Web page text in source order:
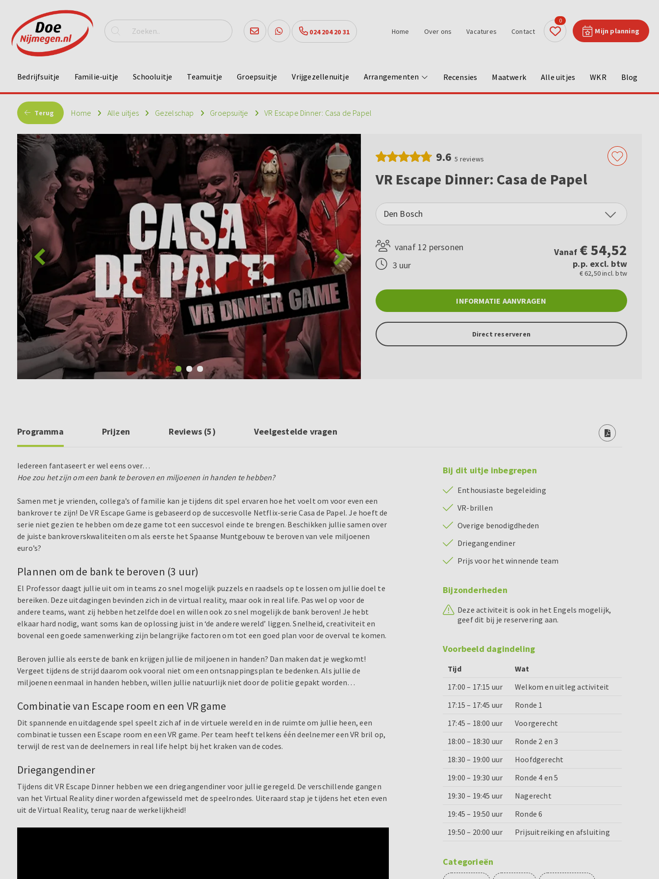
024 204 20 31 Mijn planning
0
Home Over ons Vacatures Contact
Bedrijfsuitje Familie-uitje Schooluitje Teamuitje Groepsuitje Vrijgezellenuitje Arrangementen Recensies Maatwerk Alle uitjes WKR Blog
Terug Home Alle uitjes Gezelschap Groepsuitje VR Escape Dinner: Casa de Papel
9.6 5 reviews
VR Escape Dinner: Casa de Papel
Den Bosch
vanaf 12 personen
3 uur
Vanaf €54,52
p.p. excl. btw
€ 62,50 incl. btw
INFORMATIE AANVRAGEN
Direct reserveren
Programma Prijzen Reviews (5) Veelgestelde vragen
Iedereen fantaseert er wel eens over…
Hoe zou het zijn om een bank te beroven en miljoenen in handen te hebben?
Samen met je vrienden, collega’s of familie kan je tijdens dit spel ervaren hoe het voelt om voor even een
bankrover te zijn! De VR Escape Game is gebaseerd op de succesvolle Netflix-serie Casa de Papel. Je hoeft de
serie niet gezien te hebben om deze game tot een succesvol einde te brengen. Beschikken jullie samen over
de juiste bankroverskwaliteiten om als eerste het Spaanse Muntgebouw te beroven van vele miljoenen
euro’s?
Plannen om de bank te beroven (3 uur)
El Professor daagt jullie uit om in teams zo snel mogelijk puzzels en raadsels op te lossen om jullie doel te
bereiken. Deze uitdagingen bevinden zich in de virtual reality, maar ook in real life. Pas wel op voor de
andere teams, want zij hebben hetzelfde doel en willen ook zo snel mogelijk de bank beroven! Je hebt
elkaar hard nodig, want soms kan de oplossing juist in ‘de andere wereld’ liggen. Snelheid, creativiteit en
bovenal een goede samenwerking zijn belangrijke factoren om tot een goed plan voor de overval te komen.
Beroven jullie als eerste de bank en krijgen jullie de miljoenen in handen? Dan maken dat je wegkomt!
Vergeet tijdens de strijd daarom ook vooral niet om een ontsnappingsplan te bedenken. Als jullie de
miljoenen eenmaal in handen hebben, willen jullie natuurlijk niet door de politie gepakt worden…
Combinatie van Escape room en een VR game
Dit spannende en uitdagende spel speelt zich af in de virtuele wereld en in de ruimte om jullie heen, een
combinatie tussen een Escape room en een VR game. Per team heeft telkens één deelnemer een VR bril op,
terwijl de rest van de deelnemers in real life helpt bij het kraken van de codes.
Driegangendiner
Tijdens dit VR Escape Dinner hebben we een driegangendiner voor jullie geregeld. De verschillende gangen
van het Virtual Reality diner worden afgewisseld met de speelrondes. Uiteraard stap je tijdens het eten even
uit de Virtual Reality, terug naar de werkelijkheid!
Bij dit uitje inbegrepen
Enthousiaste begeleiding
VR-brillen
Overige benodigdheden
Driegangendiner
Prijs voor het winnende team
Bijzonderheden
Deze activiteit is ook in het Engels mogelijk,
geef dit bij je reservering aan.
Voorbeeld dagindeling
Tijd
Wat
17:00 – 17:15 uur
Welkom en uitleg activiteit
17:15 – 17:45 uur
Ronde 1
17:45 – 18:00 uur
Voorgerecht
18:00 – 18:30 uur
Ronde 2 en 3
18:30 – 19:00 uur
Hoofdgerecht
19:00 – 19:30 uur
Ronde 4 en 5
19:30 – 19:45 uur
Nagerecht
19:45 – 19:50 uur
Ronde 6
19:50 – 20:00 uur
Prijsuitreiking en afsluiting
Categorieën